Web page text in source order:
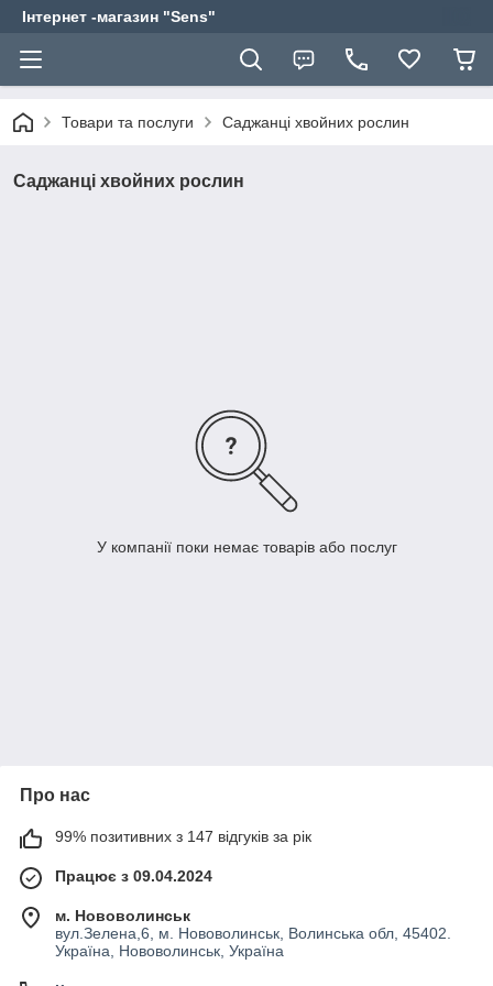
Інтернет -магазин "Sens"
Товари та послуги Саджанці хвойних рослин
Саджанці хвойних рослин
У компанії поки немає товарів або послуг
Про нас
99% позитивних з 147 відгуків за рік
Працює з 09.04.2024
м. Нововолинськ
вул.Зелена,6, м. Нововолинськ, Волинська обл, 45402.
Україна, Нововолинськ, Україна